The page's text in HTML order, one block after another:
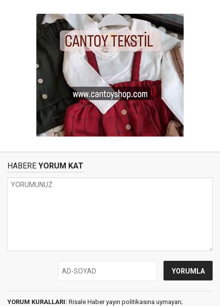
HABERE YORUM KAT
YORUM KURALLARI: Risale Haber yayın politikasına uymayan;